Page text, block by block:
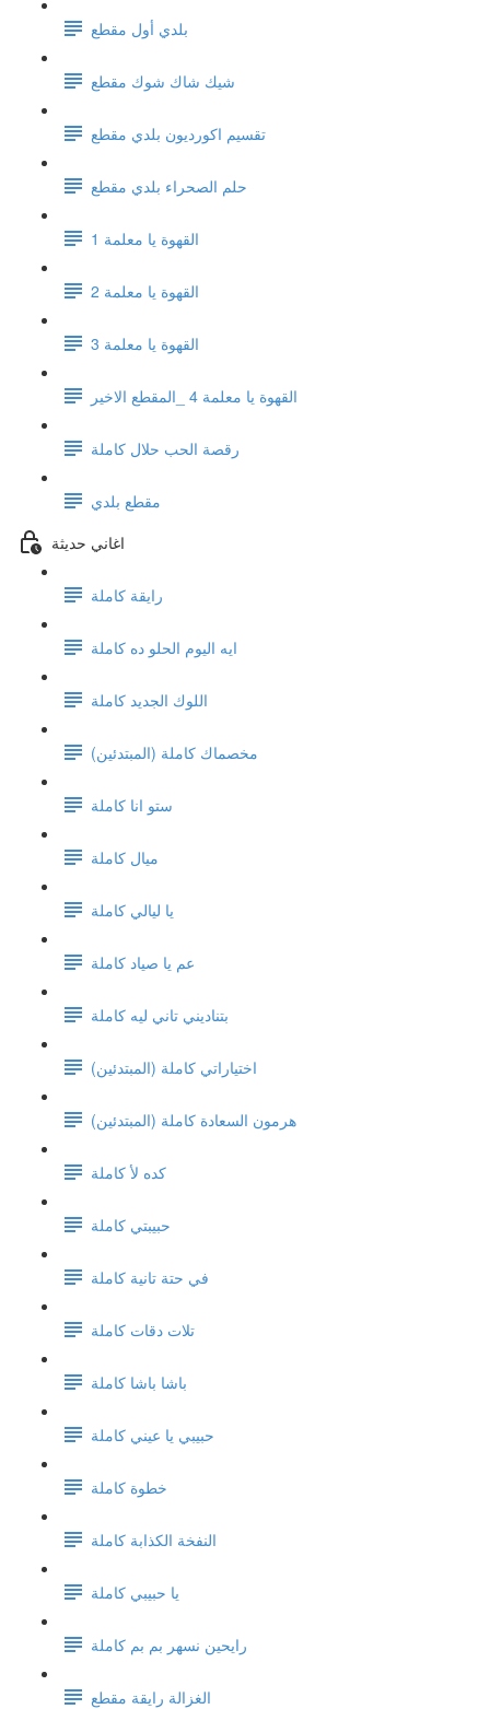
بلدي أول مقطع
شيك شاك شوك مقطع
تقسيم اكورديون بلدي مقطع
حلم الصحراء بلدي مقطع
القهوة يا معلمة 1
القهوة يا معلمة 2
القهوة يا معلمة 3
القهوة يا معلمة 4 _المقطع الاخير
رقصة الحب حلال كاملة
مقطع بلدي
اغاني حديثة
رايقة كاملة
ايه اليوم الحلو ده كاملة
اللوك الجديد كاملة
(مخصماك كاملة (المبتدئين
ستو انا كاملة
ميال كاملة
يا ليالي كاملة
عم يا صياد كاملة
بتناديني تاني ليه كاملة
اختياراتي كاملة (المبتدئين)
هرمون السعادة كاملة (المبتدئين)
كده لأ كاملة
حبيبتي كاملة
في حتة تانية كاملة
تلات دقات كاملة
باشا باشا كاملة
حبيبي يا عيني كاملة
خطوة كاملة
النفخة الكذابة كاملة
يا حبيبي كاملة
رايحين نسهر بم بم كاملة
الغزالة رايقة مقطع